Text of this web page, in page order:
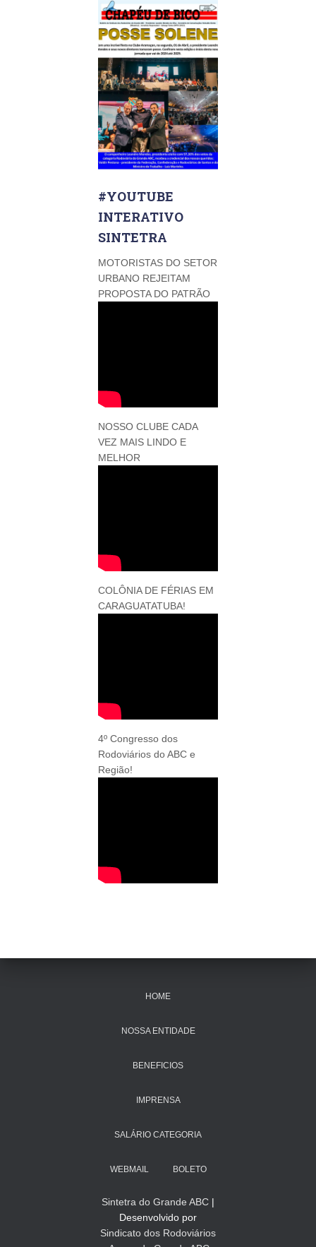
#YOUTUBE
INTERATIVO
SINTETRA
MOTORISTAS DO SETOR
URBANO REJEITAM
PROPOSTA DO PATRÃO
NOSSO CLUBE CADA
VEZ MAIS LINDO E
MELHOR
COLÔNIA DE FÉRIAS EM
CARAGUATATUBA!
4º Congresso dos
Rodoviários do ABC e
Região!
HOME
NOSSA ENTIDADE
BENEFICIOS
IMPRENSA
SALÁRIO CATEGORIA
WEBMAIL BOLETO
Sintetra do Grande ABC |
Desenvolvido por
Sindicato dos Rodoviários